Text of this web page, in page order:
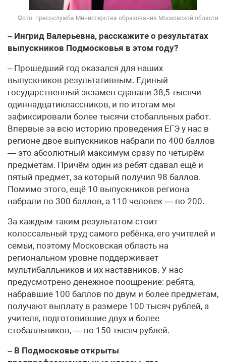
Фото: пресс-служба Министерства образования Московской области
– Ингрид Валерьевна, расскажите о результатах
выпускников Подмосковья в этом году?
– Прошедший год оказался для наших
выпускников результативным. Единый
государственный экзамен сдавали 38,5 тысячи
одиннадцатиклассников, и по итогам мы
зафиксировали более тысячи стобалльных работ.
Впервые за всю историю проведения ЕГЭ у нас в
регионе двое выпускников набрали по 400 баллов
— это абсолютный максимум сразу по четырём
предметам. Причём один из ребят сдавал ещё и
пятый предмет, за который получил 98 баллов.
Помимо этого, ещё 10 выпускников региона
набрали по 300 баллов, а 110 человек — по 200.
За каждым таким результатом стоит
колоссальный труд самого ребёнка, его учителей и
семьи, поэтому Московская область на
региональном уровне поддерживает
мультибалльников и их наставников. У нас
предусмотрено денежное поощрение: ребята,
набравшие 100 баллов по двум и более предметам,
получают выплату в размере 100 тысяч рублей, а
учителя, подготовившие двух и более
стобалльников, — по 150 тысяч рублей.
– В Подмосковье открыты